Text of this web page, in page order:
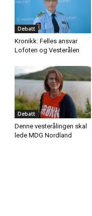
Debatt
Kronikk: Felles ansvar
Lofoten og Vesterålen
Debatt
Denne vesterålingen skal
lede MDG Nordland